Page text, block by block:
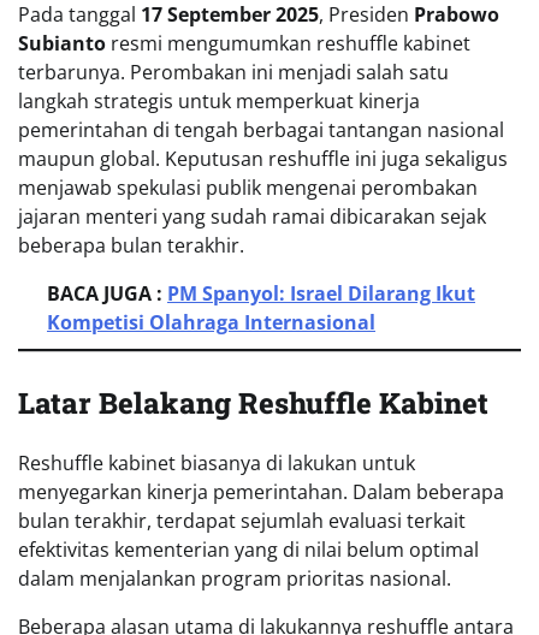
Pada tanggal 17 September 2025, Presiden Prabowo
Subianto resmi mengumumkan reshuffle kabinet
terbarunya. Perombakan ini menjadi salah satu
langkah strategis untuk memperkuat kinerja
pemerintahan di tengah berbagai tantangan nasional
maupun global. Keputusan reshuffle ini juga sekaligus
menjawab spekulasi publik mengenai perombakan
jajaran menteri yang sudah ramai dibicarakan sejak
beberapa bulan terakhir.
BACA JUGA : PM Spanyol: Israel Dilarang Ikut
Kompetisi Olahraga Internasional
Latar Belakang Reshuffle Kabinet
Reshuffle kabinet biasanya di lakukan untuk
menyegarkan kinerja pemerintahan. Dalam beberapa
bulan terakhir, terdapat sejumlah evaluasi terkait
efektivitas kementerian yang di nilai belum optimal
dalam menjalankan program prioritas nasional.
Beberapa alasan utama di lakukannya reshuffle antara